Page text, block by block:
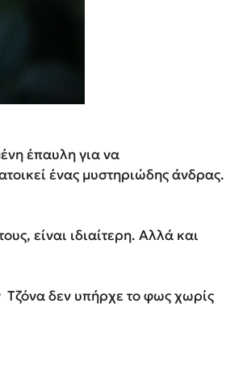
έπαυλη για να
ένας μυστηριώδης άνδρας.
είναι ιδιαίτερη. Αλλά και
Τζόνα δεν υπήρχε το φως χωρίς